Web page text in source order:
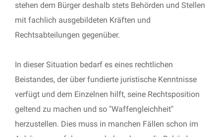
stehen dem Bürger deshalb stets Behörden und Stellen
mit fachlich ausgebildeten Kräften und
Rechtsabteilungen gegenüber.
In dieser Situation bedarf es eines rechtlichen
Beistandes, der über fundierte juristische Kenntnisse
verfügt und dem Einzelnen hilft, seine Rechtsposition
geltend zu machen und so "Waffengleichheit"
herzustellen. Dies muss in manchen Fällen schon im